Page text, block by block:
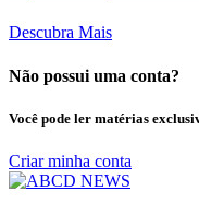
Descubra Mais
Não possui uma conta?
Você pode ler matérias
Criar minha conta